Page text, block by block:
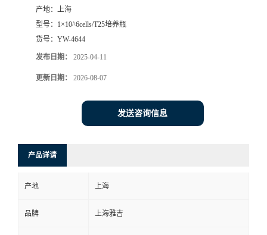
产地： 上海
型号： 1×10^6cells/T25培养瓶
货号： YW-4644
发布日期： 2025-04-11
更新日期： 2026-08-07
发送咨询信息
产品详请
产地 上海
品牌 上海雅吉